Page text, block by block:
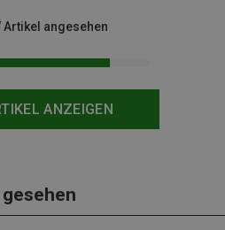
ANZEIGEN
Artikel angesehen